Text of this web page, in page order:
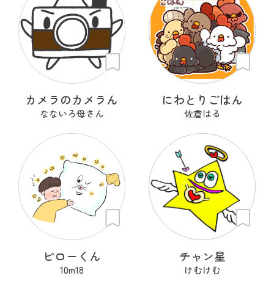
カメラのカメラん
なないろ母さん
にわとりごはん
佐倉はる
ピローくん
10m18
チャン星
けむけむ